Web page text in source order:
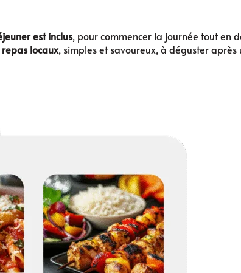
est inclus, pour commencer la journée tout en
repas locaux, simples et savoureux, à déguster